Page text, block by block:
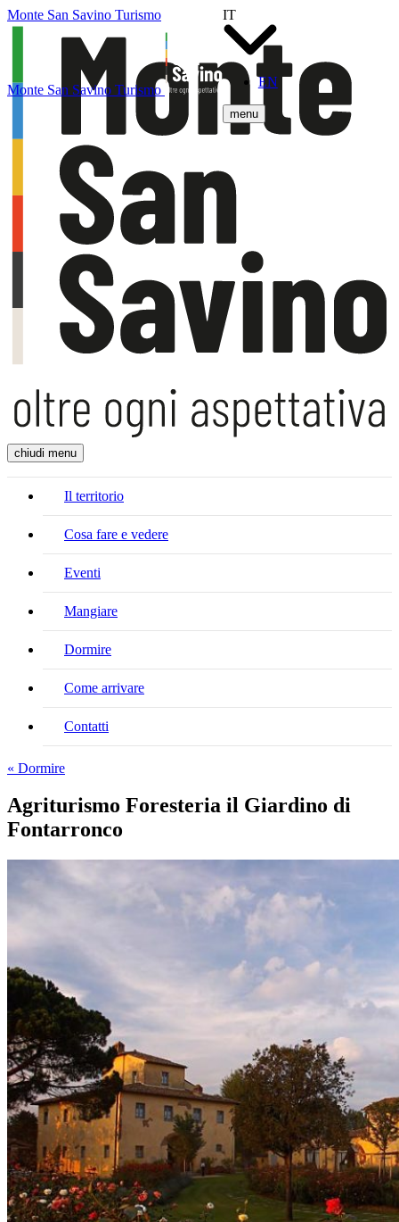
Monte San Savino Turismo
IT
EN
menu
Monte San Savino Turismo
chiudi menu
Il territorio
Cosa fare e vedere
Eventi
Mangiare
Dormire
Come arrivare
Contatti
« Dormire
Agriturismo Foresteria il Giardino di
Fontarronco